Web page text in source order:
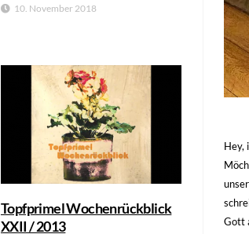
10. November 2018
Topfprimel Wochenrückblick
XXII / 2013
Hey,
Gott